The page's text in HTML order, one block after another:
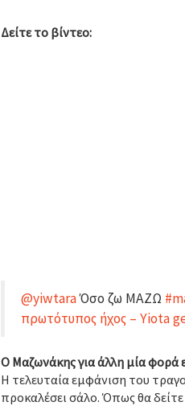
Δείτε το βίντεο:
@yiwtaraΌσο ζω ΜΑΖΩ
πρωτότυπος ήχος – Yiota
Ο Μαζωνάκης για άλλη μία φορά
Η τελευταία εμφάνιση του
προκαλέσει σάλο. Όπως θα